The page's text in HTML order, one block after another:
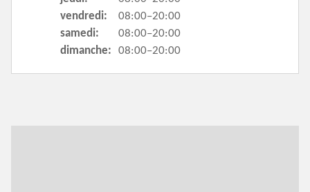
vendredi:
08:00–20:00
samedi:
08:00–20:00
dimanche:
08:00–20:00